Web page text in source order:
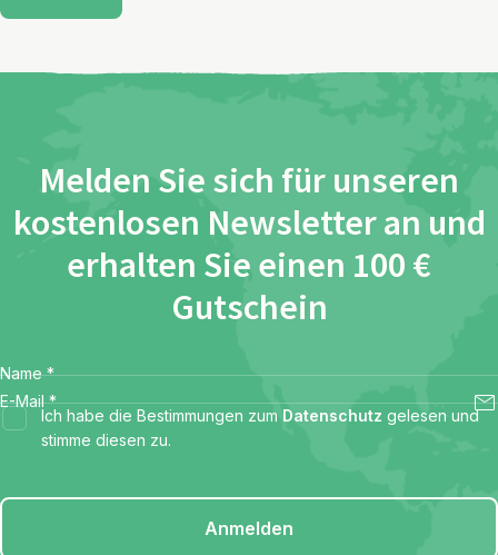
Melden Sie sich für unseren
kostenlosen Newsletter an und
erhalten Sie einen 100 €
Gutschein
Name *
E-Mail *
Ich habe die Bestimmungen zum Datenschutz gelesen und
stimme diesen zu.
Anmelden